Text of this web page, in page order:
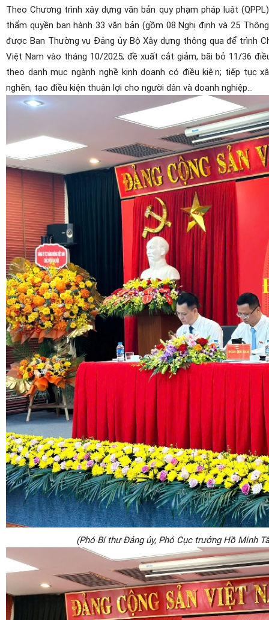
Theo Chương trình xây dựng văn bản quy phạm pháp luật
thẩm quyền ban hành 33 văn bản (gồm 08 Nghị định và 25
được Ban Thường vụ Đảng ủy Bộ Xây dựng thông qua để trình
Việt Nam vào tháng 10/2025; đề xuất cắt giảm, bãi bỏ 11/36
theo danh mục ngành nghề kinh doanh có điều kiện; tiếp tục
nghẽn, tạo điều kiện thuận lợi cho người dân và doanh nghiệp...
(Phó Bí thư Đảng ủy, Phó Cục trưởng Hồ Minh